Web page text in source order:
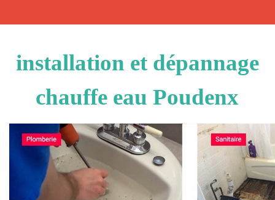
installation et dépannage
chauffe eau Poudenx